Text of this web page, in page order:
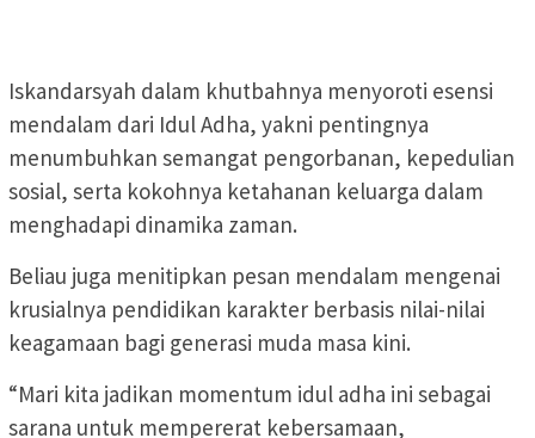
Iskandarsyah dalam khutbahnya menyoroti esensi
mendalam dari Idul Adha, yakni pentingnya
menumbuhkan semangat pengorbanan, kepedulian
sosial, serta kokohnya ketahanan keluarga dalam
menghadapi dinamika zaman.
Beliau juga menitipkan pesan mendalam mengenai
krusialnya pendidikan karakter berbasis nilai-nilai
keagamaan bagi generasi muda masa kini.
“Mari kita jadikan momentum idul adha ini sebagai
sarana untuk mempererat kebersamaan,